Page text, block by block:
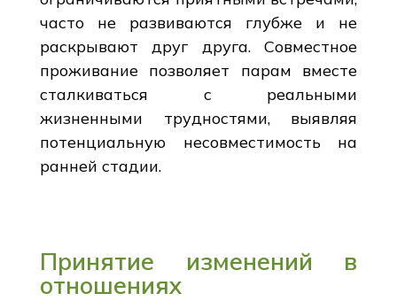
часто не развиваются глубже и не
раскрывают друг друга. Совместное
проживание позволяет парам вместе
сталкиваться с реальными
жизненными трудностями, выявляя
потенциальную несовместимость на
ранней стадии.
Принятие изменений в
отношениях